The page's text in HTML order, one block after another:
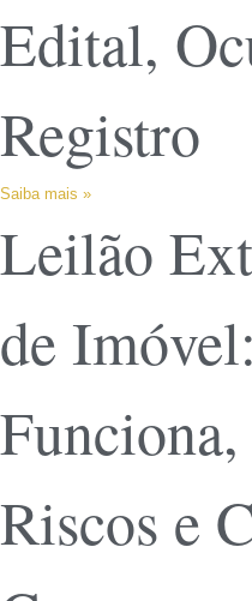
Edital,
Registro
Saiba mais »
Leilão
de
Riscos e